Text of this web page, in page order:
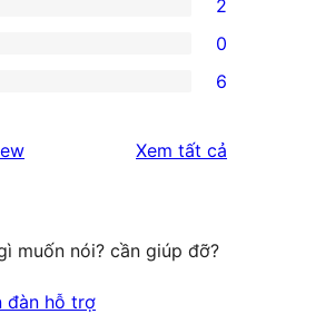
2
0
6
Xem tất cả
muốn nói? cần giúp đỡ?
đàn hỗ trợ